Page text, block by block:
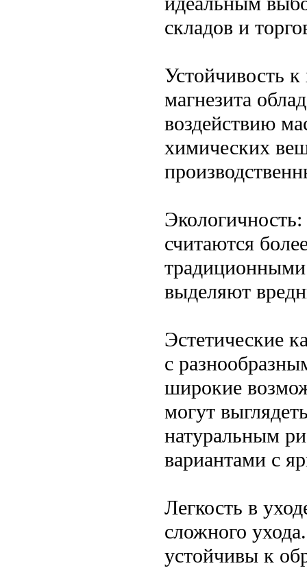
складов и
Устойчивость
магнезита
воздействию
химических
считаются
выделяют
Эстетические
с
широкие
могут
натуральным
вариантами с
Легкость в
сложного
устойчивы к